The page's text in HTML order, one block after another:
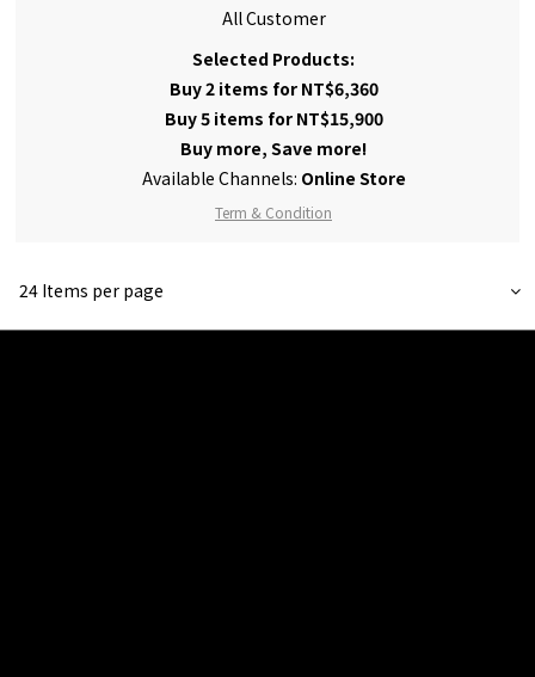
All Customer
Selected Products:
Buy 2 items for NT$6,360
Buy 5 items for NT$15,900
Buy more, Save more!
Available Channels: Online Store
Term & Condition
24 Items per page